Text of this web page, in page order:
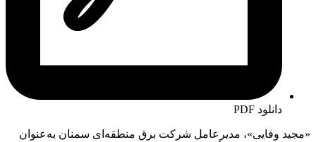
دانلود PDF
«مجید وفایی»، مدیرعامل شرکت برق منطقه‌ای سمنان به‌عنوان